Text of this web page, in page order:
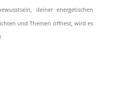
deiner energetischen
und Themen öffnest, wird es